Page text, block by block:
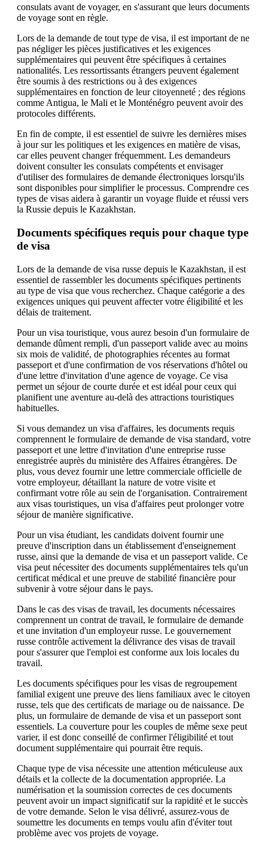
consulats avant de voyager, en s'assurant que leurs documents
de voyage sont en règle.
Lors de la demande de tout type de visa, il est important de ne
pas négliger les pièces justificatives et les exigences
supplémentaires qui peuvent être spécifiques à certaines
nationalités. Les ressortissants étrangers peuvent également
être soumis à des restrictions ou à des exigences
supplémentaires en fonction de leur citoyenneté ; des régions
comme Antigua, le Mali et le Monténégro peuvent avoir des
protocoles différents.
En fin de compte, il est essentiel de suivre les dernières mises
à jour sur les politiques et les exigences en matière de visas,
car elles peuvent changer fréquemment. Les demandeurs
doivent consulter les consulats compétents et envisager
d'utiliser des formulaires de demande électroniques lorsqu'ils
sont disponibles pour simplifier le processus. Comprendre ces
types de visas aidera à garantir un voyage fluide et réussi vers
la Russie depuis le Kazakhstan.
Documents spécifiques requis pour chaque type
de visa
Lors de la demande de visa russe depuis le Kazakhstan, il est
essentiel de rassembler les documents spécifiques pertinents
au type de visa que vous recherchez. Chaque catégorie a des
exigences uniques qui peuvent affecter votre éligibilité et les
délais de traitement.
Pour un visa touristique, vous aurez besoin d'un formulaire de
demande dûment rempli, d'un passeport valide avec au moins
six mois de validité, de photographies récentes au format
passeport et d'une confirmation de vos réservations d'hôtel ou
d'une lettre d'invitation d'une agence de voyage. Ce visa
permet un séjour de courte durée et est idéal pour ceux qui
planifient une aventure au-delà des attractions touristiques
habituelles.
Si vous demandez un visa d'affaires, les documents requis
comprennent le formulaire de demande de visa standard, votre
passeport et une lettre d'invitation d'une entreprise russe
enregistrée auprès du ministère des Affaires étrangères. De
plus, vous devez fournir une lettre commerciale officielle de
votre employeur, détaillant la nature de votre visite et
confirmant votre rôle au sein de l'organisation. Contrairement
aux visas touristiques, un visa d'affaires peut prolonger votre
séjour de manière significative.
Pour un visa étudiant, les candidats doivent fournir une
preuve d'inscription dans un établissement d'enseignement
russe, ainsi que la demande de visa et un passeport valide. Ce
visa peut nécessiter des documents supplémentaires tels qu'un
certificat médical et une preuve de stabilité financière pour
subvenir à votre séjour dans le pays.
Dans le cas des visas de travail, les documents nécessaires
comprennent un contrat de travail, le formulaire de demande
et une invitation d'un employeur russe. Le gouvernement
russe contrôle activement la délivrance des visas de travail
pour s'assurer que l'emploi est conforme aux lois locales du
travail.
Les documents spécifiques pour les visas de regroupement
familial exigent une preuve des liens familiaux avec le citoyen
russe, tels que des certificats de mariage ou de naissance. De
plus, un formulaire de demande de visa et un passeport sont
essentiels. La couverture pour les couples de même sexe peut
varier, il est donc conseillé de confirmer l'éligibilité et tout
document supplémentaire qui pourrait être requis.
Chaque type de visa nécessite une attention méticuleuse aux
détails et la collecte de la documentation appropriée. La
numérisation et la soumission correctes de ces documents
peuvent avoir un impact significatif sur la rapidité et le succès
de votre demande. Selon le visa délivré, assurez-vous de
soumettre les documents en temps voulu afin d'éviter tout
problème avec vos projets de voyage.